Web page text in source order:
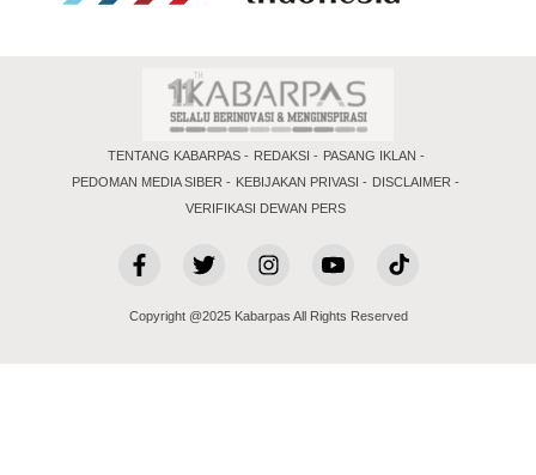
TENTANG KABARPAS REDAKSI
PASANG IKLAN
PEDOMAN MEDIA SIBER
KEBIJAKAN PRIVASI
DISCLAIMER
VERIFIKASI DEWAN PERS
Copyright @2025 Kabarpas All Rights Reserved